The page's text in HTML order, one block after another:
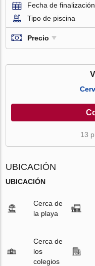
Fecha de finalización
Tipo de piscina
Precio
13
UBICACIÓN
UBICACIÓN
Cerca de
la playa
Cerca de
los
colegios